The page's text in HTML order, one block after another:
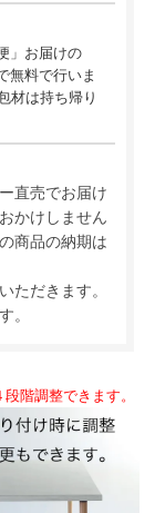
」お届けの
無料で行いま
材は持ち帰り
直売でお届け
かけしません
商品の納期は
ただきます。
。
階調整できます。